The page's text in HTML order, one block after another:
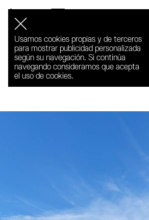
Les Terrasses
de Palamós
Usamos cookies propias y de terceros
para mostrar publicidad personalizada
según su navegación. Si continúa
navegando consideramos que acepta
el uso de cookies.